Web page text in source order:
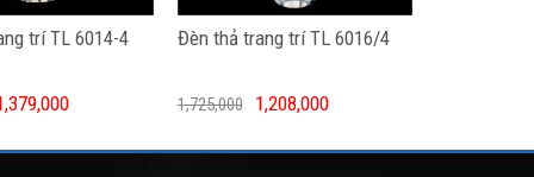
trí TL 6014-4 Đèn thả trang trí TL 6016/4
1,725,000 1,208,000